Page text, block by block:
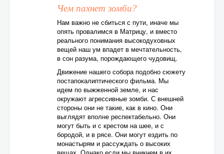
Чем пахнет зомби?
Нам важно не сбиться с пути, иначе мы
опять провалимся в Матрицу, и вместо
реального понимания высокодуховных
вещей наш ум впадет в мечтательность,
в сон разума, порождающего чудовищ.
Движение нашего собора подобно сюжету
постапокалиптического фильма. Мы
идем по выжженной земле, и нас
окружают агрессивные зомби. С внешней
стороны они не такие, как в кино. Они
выглядят вполне респектабельно. Они
могут быть и с крестом на шее, и с
бородой, и в рясе. Они могут ездить по
монастырям и рассуждать о высоких